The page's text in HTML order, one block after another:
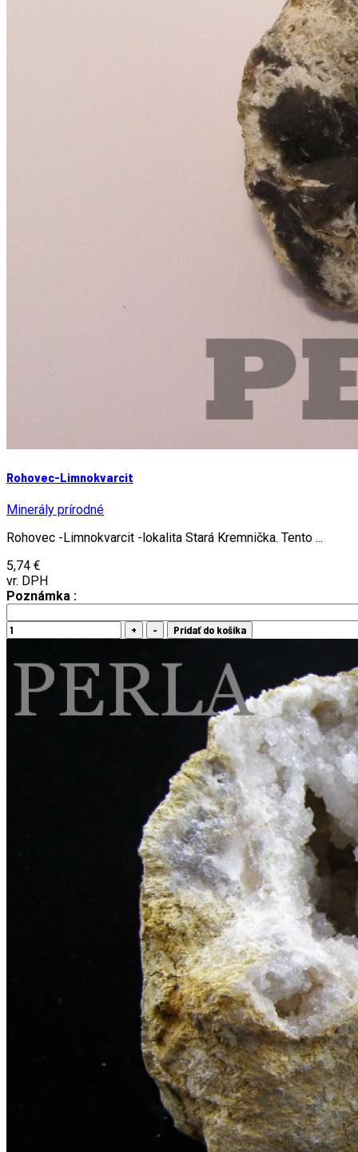
Rohovec-Limnokvarcit
Minerály prírodné
Rohovec -Limnokvarcit -lokalita Stará Kremnička. Tento ...
5,74 €
vr. DPH
Poznámka :